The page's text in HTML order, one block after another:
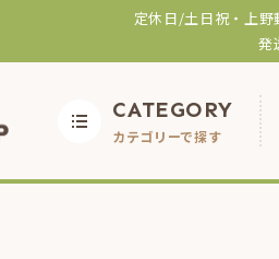
定休日/土日祝・上野
発
CATEGORY
カテゴリーで探す